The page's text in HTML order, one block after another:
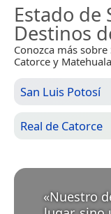
Estado de
Destinos
Conozca más
Catorce y
San Luis Potosí
Real de Catorce
«Nuestro